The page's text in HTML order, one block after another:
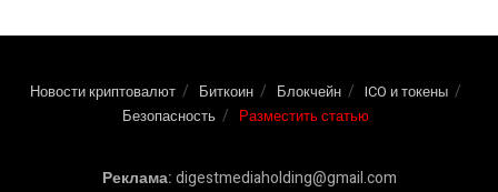
Новости криптовалют Биткоин Блокчейн
ICO и токены
Безопасность
Разместить статью
Реклама:digestmediaholding@gmail.com